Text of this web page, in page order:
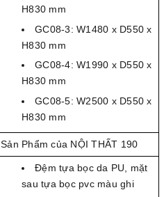
H830 mm
GC08-3: W1480 x D550 x
H830 mm
GC08-4: W1990 x D550 x
H830 mm
GC08-5: W2500 x D550 x
H830 mm
Sản Phẩm của NỘI THẤT 190
Đệm tựa bọc da PU, mặt
sau tựa bọc pvc màu ghi